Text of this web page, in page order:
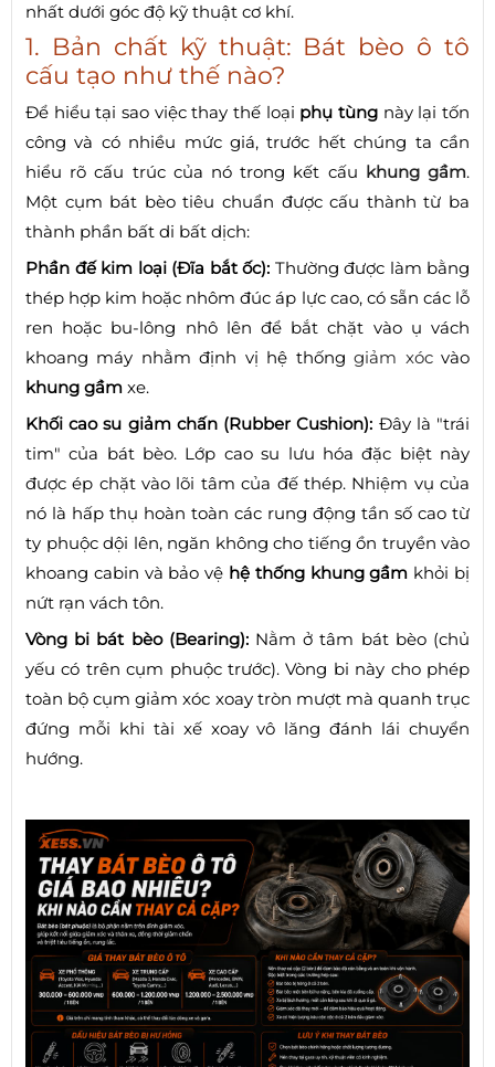
nhất dưới góc độ kỹ thuật cơ khí.
1. Bản chất kỹ thuật: Bát bèo ô tô
cấu tạo như thế nào?
Để hiểu tại sao việc thay thế loại phụ tùng này lại tốn
công và có nhiều mức giá, trước hết chúng ta cần
hiểu rõ cấu trúc của nó trong kết cấu khung gầm.
Một cụm bát bèo tiêu chuẩn được cấu thành từ ba
thành phần bất di bất dịch:
Phần đế kim loại (Đĩa bắt ốc): Thường được làm bằng
thép hợp kim hoặc nhôm đúc áp lực cao, có sẵn các lỗ
ren hoặc bu-lông nhô lên để bắt chặt vào ụ vách
khoang máy nhằm định vị hệ thốnggiảm xócvào
khung gầm xe.
Khối cao su giảm chấn (Rubber Cushion): Đây là "trái
tim" của bát bèo. Lớp cao su lưu hóa đặc biệt này
được ép chặt vào lõi tâm của đế thép. Nhiệm vụ của
nó là hấp thụ hoàn toàn các rung động tần số cao từ
ty phuộc dội lên, ngăn không cho tiếng ồn truyền vào
khoang cabin và bảo vệ hệ thống khung gầm khỏi bị
nứt rạn vách tôn.
Vòng bi bát bèo (Bearing):Nằm ở tâm bát bèo (chủ
yếu có trên cụm phuộc trước). Vòng bi này cho phép
toàn bộ cụm giảm xóc xoay tròn mượt mà quanh trục
đứng mỗi khi tài xế xoay vô lăng đánh lái chuyển
hướng.